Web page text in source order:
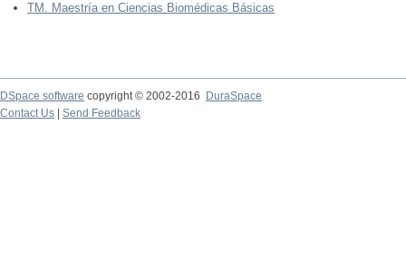
TM. Maestría en Ciencias Biomédicas Básicas
DSpace software copyright © 2002-2016
DuraSpace
Contact Us
Send Feedback